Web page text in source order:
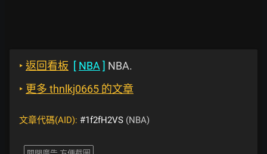
‣ 返回看板 [ NBA ] NBA.
‣ 更多 thnlkj0665 的文章
文章代碼(AID): #1f2fH2VS (NBA)